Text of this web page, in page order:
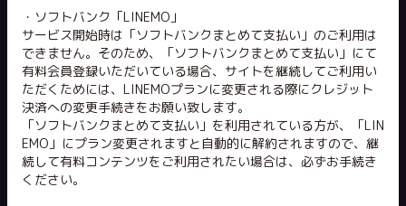
・ソフトバンク「LINEMO」
サービス開始時は「ソフトバンクまとめて支払い」のご利用は
できません。そのため、「ソフトバンクまとめて支払い」にて
有料会員登録いただいている場合、サイトを継続してご利用い
ただくためには、LINEMOプランに変更される際にクレジット
決済への変更手続きをお願い致します。
「ソフトバンクまとめて支払い」を利用されている方が、「LIN
EMO」にプラン変更されますと自動的に解約されますので、継
続して有料コンテンツをご利用されたい場合は、必ずお手続き
ください。